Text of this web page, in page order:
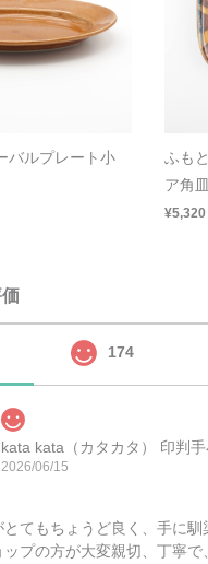
バルプレート小
ふも
ア角
¥5,320
174
kata kata（カタカタ） 印判
2026/06/15
てもちょうど良く、手に
ップの方が大変親切、丁寧